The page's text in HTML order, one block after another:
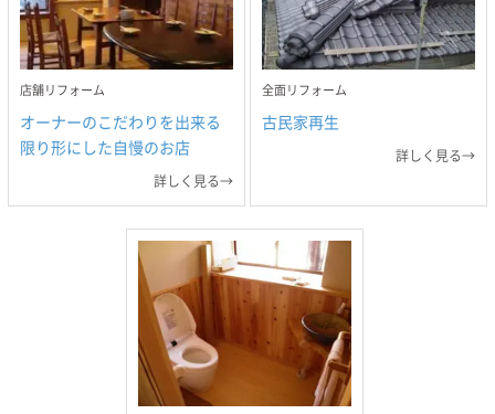
店舗リフォーム
オーナーのこだわりを出来る
限り形にした自慢のお店
詳しく見る→
全面リフォーム
古民家再生
詳しく見る→